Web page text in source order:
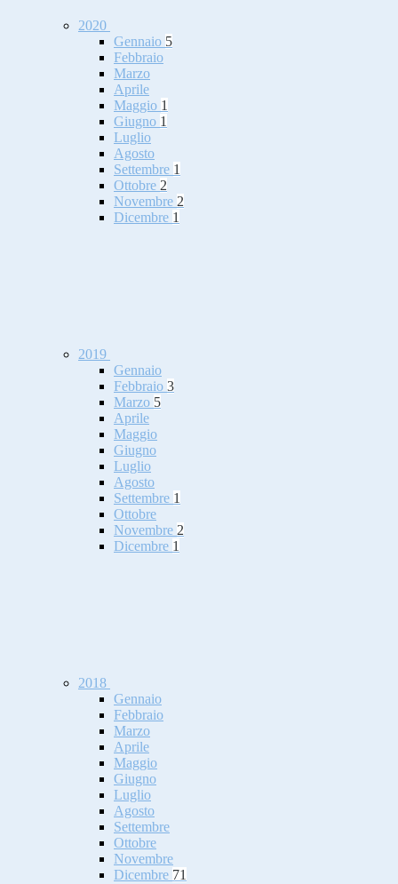
2020
Gennaio 5
Febbraio
Marzo
Aprile
Maggio 1
Giugno 1
Luglio
Agosto
Settembre 1
Ottobre 2
Novembre 2
Dicembre 1
2019
Gennaio
Febbraio 3
Marzo 5
Aprile
Maggio
Giugno
Luglio
Agosto
Settembre 1
Ottobre
Novembre 2
Dicembre 1
2018
Gennaio
Febbraio
Marzo
Aprile
Maggio
Giugno
Luglio
Agosto
Settembre
Ottobre
Novembre
Dicembre 71